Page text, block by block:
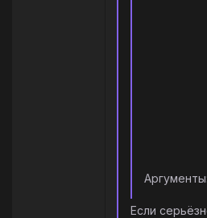
Если